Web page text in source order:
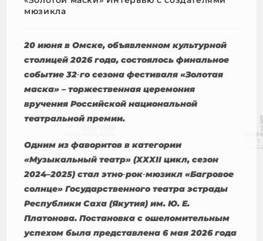
мюзикла
20 июня в Омске, объявленном культурной
столицей 2026 года, состоялось финальное
событие 32‑го сезона фестиваля «Золотая
маска» – торжественная церемония
вручения Российской национальной
театральной премии.
Одним из фаворитов в категории
«Музыкальный театр» (XXXII цикл, сезон
2024–2025) стал этно‑рок‑мюзикл «Багровое
солнце» Государственного театра эстрады
Республики Саха (Якутия) им. Ю. Е.
Платонова. Постановка с ошеломительным
успехом была представлена 6 мая 2026 года